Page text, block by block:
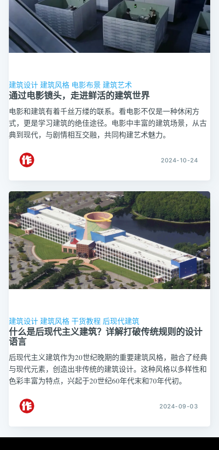
建筑设计 建筑风格 电影布景 建筑艺术
通过电影镜头，走进鲜活的建筑世界
电影和建筑有着千丝万缕的联系。看电影不仅是一种休闲方
式，更是学习建筑的绝佳途径。电影中丰富的建筑场景，从古
典到现代，与剧情相互交融，共同构建艺术魅力。
2024-10-24
建筑设计 建筑风格 干货教程 后现代建筑
什么是后现代主义建筑？详解打破传统规则的设计
语言
后现代主义建筑作为20世纪晚期的重要建筑风格，融合了经典
与现代元素，创造出非传统的建筑设计。这种风格以多样性和
色彩丰富为特点，兴起于20世纪60年代末和70年代初。
2024-09-03